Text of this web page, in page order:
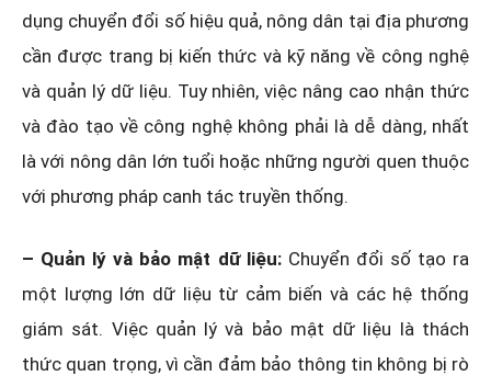
dụng chuyển đổi số hiệu quả, nông dân tại địa phương
cần được trang bị kiến thức và kỹ năng về công nghệ
và quản lý dữ liệu. Tuy nhiên, việc nâng cao nhận thức
và đào tạo về công nghệ không phải là dễ dàng, nhất
là với nông dân lớn tuổi hoặc những người quen thuộc
với phương pháp canh tác truyền thống.
– Quản lý và bảo mật dữ liệu:Chuyển đổi số tạo ra
một lượng lớn dữ liệu từ cảm biến và các hệ thống
giám sát. Việc quản lý và bảo mật dữ liệu là thách
thức quan trọng, vì cần đảm bảo thông tin không bị rò